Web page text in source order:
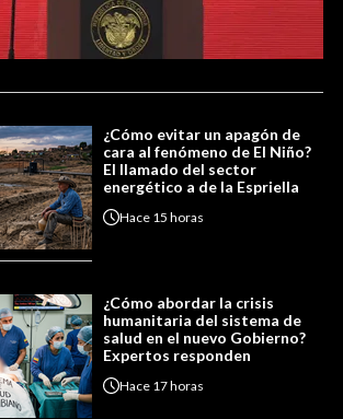
¿Cómo evitar un apagón de
cara al fenómeno de El Niño?
El llamado del sector
energético a de la Espriella
Hace 15 horas
¿Cómo abordar la crisis
humanitaria del sistema de
salud en el nuevo Gobierno?
Expertos responden
Hace 17 horas